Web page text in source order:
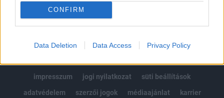
CONFIRM
Data Deletion Data Access Privacy Policy
impresszum
jogi nyilatkozat
süti beállítások
adatvédelem
szerzői jogok médiaajánlat karrier